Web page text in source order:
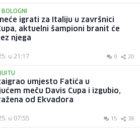
igrati za Italiju u završnici
aktuelni šampioni branit će
njega
u 21:17 0 20
umjesto Fatića u
meču Davis Cupa i izgubio,
od Ekvadora
u 07:55 15 38